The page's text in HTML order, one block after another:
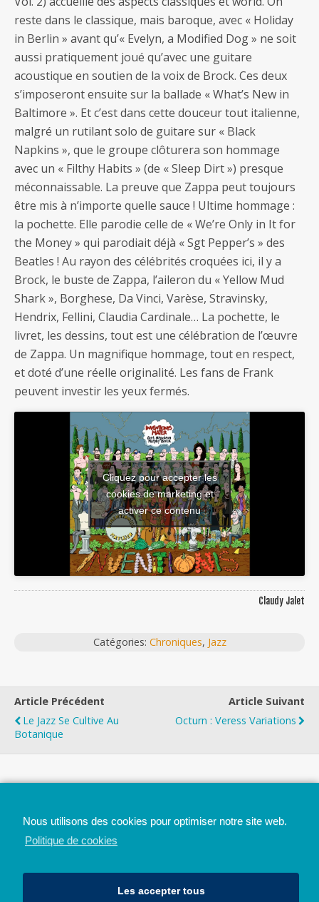
reste dans le classique, mais baroque, avec « Holiday
in Berlin » avant qu’« Evelyn, a Modified Dog » ne soit
aussi pratiquement joué qu’avec une guitare
acoustique en soutien de la voix de Brock. Ces deux
s’imposeront ensuite sur la ballade « What’s New in
Baltimore ». Et c’est dans cette douceur tout italienne,
malgré un rutilant solo de guitare sur « Black
Napkins », que le groupe clôturera son hommage
avec un « Filthy Habits » (de « Sleep Dirt ») presque
méconnaissable. La preuve que Zappa peut toujours
être mis à n’importe quelle sauce ! Ultime hommage :
la pochette. Elle parodie celle de « We’re Only in It for
the Money » qui parodiait déjà « Sgt Pepper’s » des
Beatles ! Au rayon des célébrités croquées ici, il y a
Brock, le buste de Zappa, l’aileron du « Yellow Mud
Shark », Borghese, Da Vinci, Varèse, Stravinsky,
Hendrix, Fellini, Claudia Cardinale… La pochette, le
livret, les dessins, tout est une célébration de l’œuvre
de Zappa. Un magnifique hommage, tout en respect,
et doté d’une réelle originalité. Les fans de Frank
peuvent investir les yeux fermés.
Cliquez pour accepter les
cookies de marketing et
activer ce contenu
Claudy Jalet
Catégories: Chroniques, Jazz
Article Précédent
Le Jazz Se Cultive Au
Botanique
Article Suivant
Octurn : Veress Variations
Nous utilisons des cookies pour optimiser notre site web.
Politique de cookies
Les accepter tous